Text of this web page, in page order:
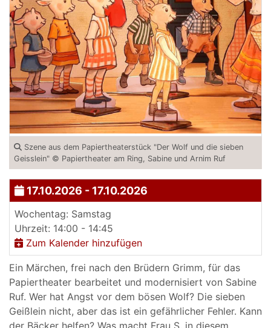
Szene aus dem Papiertheaterstück "Der Wolf und die sieben
Geisslein" © Papiertheater am Ring, Sabine und Arnim Ruf
17.10.2026 - 17.10.2026
Wochentag: Samstag
Uhrzeit: 14:00 - 14:45
Zum Kalender hinzufügen
Ein Märchen, frei nach den Brüdern Grimm, für das
Papiertheater bearbeitet und modernisiert von Sabine
Ruf. Wer hat Angst vor dem bösen Wolf? Die sieben
Geißlein nicht, aber das ist ein gefährlicher Fehler. Kann
der Bäcker helfen? Was macht Frau S. in diesem